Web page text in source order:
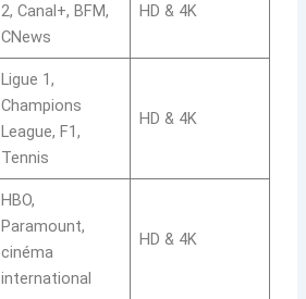
2, Canal+, BFM,
CNews
HD & 4K
Ligue 1,
Champions
League, F1,
Tennis
HD & 4K
HBO,
Paramount,
cinéma
international
HD & 4K